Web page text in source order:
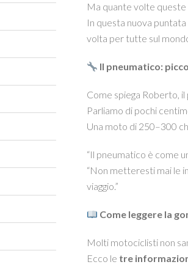
Ma quante volte queste
In questa nuova puntata
volta per tutte sul
Il pneumatico:
Come spiega Roberto,
Parliamo di pochi
Una moto di 250–300
“Il pneumatico è come
“Non metteresti mai le
viaggio.”
Come leggere la
Molti motociclisti non
Ecco le tre